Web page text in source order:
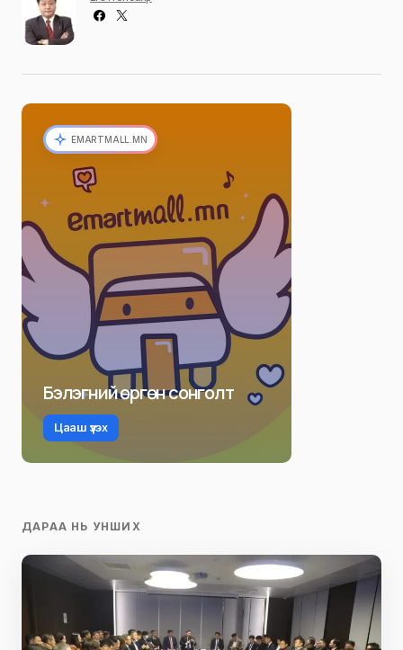
EMARTMALL.MN
Бэлэгний өргөн сонголт
Цааш үзэх
ДАРАА НЬ УНШИХ